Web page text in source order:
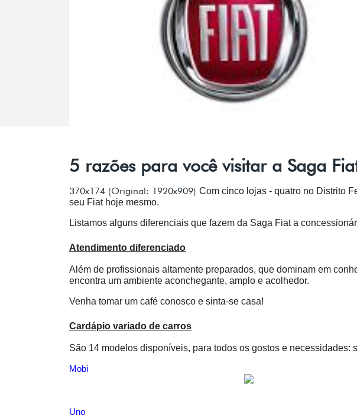
5 razões para você visitar a Saga
370x174 (Original: 1920x909) Com cinco lojas - quatro no Distrito
seu Fiat hoje mesmo.
Listamos alguns diferenciais que fazem da Saga Fiat a
Atendimento diferenciado
Além de profissionais altamente preparados, que dominam em
encontra um ambiente aconchegante, amplo e acolhedor.
Venha tomar um café conosco e sinta-se casa!
Cardápio variado de carros
São 14 modelos disponíveis, para todos os gostos e necessidades:
Mobi
Uno